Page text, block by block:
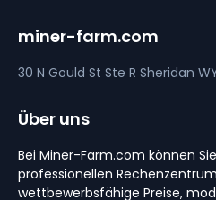
miner-farm.com
30 N Gould St Ste R Sheridan
Über uns
Bei Miner-Farm.com können
professionellen
wettbewerbsfähige Preise,